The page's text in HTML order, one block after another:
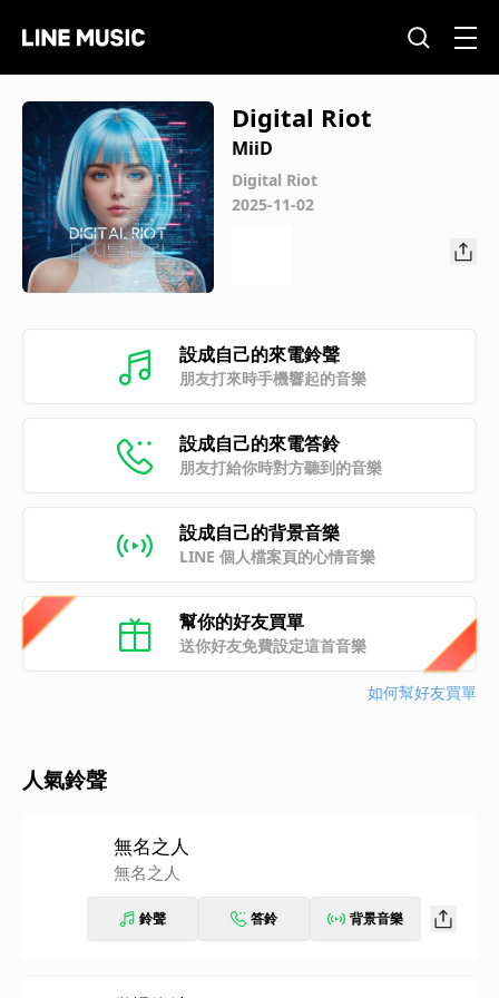
Digital Riot
MiiD
Digital Riot
2025-11-02
設成自己的來電鈴聲
朋友打來時手機響起的音樂
設成自己的來電答鈴
朋友打給你時對方聽到的音樂
設成自己的背景音樂
LINE 個人檔案頁的心情音樂
幫你的好友買單
送你好友免費設定這首音樂
如何幫好友買單
人氣鈴聲
無名之人
無名之人
鈴聲 答鈴 背景音樂